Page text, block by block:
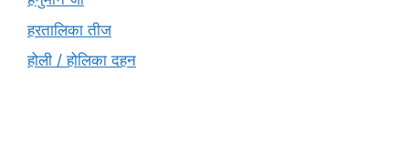
हरतालिका तीज
होली / होलिका दहन